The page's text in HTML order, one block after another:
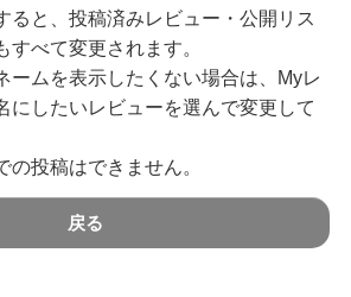
ると、投稿済みレビュー・公開リス
すべて変更されます。
ームを表示したくない場合は、Myレ
にしたいレビューを選んで変更して
の投稿はできません。
戻る